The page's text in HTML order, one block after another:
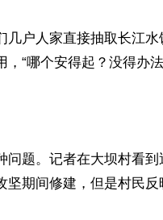
户人家直接抽取长江
“哪个安得起？没得办
问题。记者在大坝村看
期间修建，但是村民